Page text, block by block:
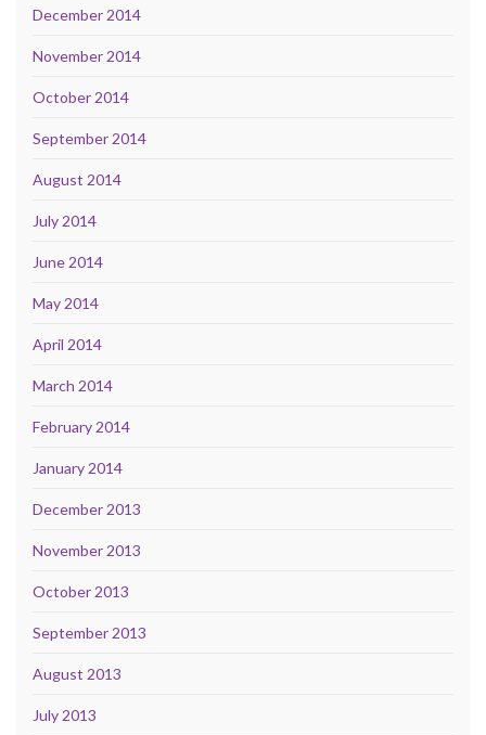
December 2014
November 2014
October 2014
September 2014
August 2014
July 2014
June 2014
May 2014
April 2014
March 2014
February 2014
January 2014
December 2013
November 2013
October 2013
September 2013
August 2013
July 2013